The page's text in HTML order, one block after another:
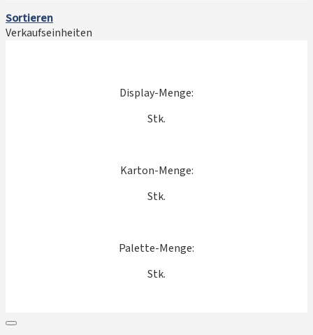
Sortieren
Verkaufseinheiten
Display-Menge:
Stk.
Karton-Menge:
Stk.
Palette-Menge:
Stk.